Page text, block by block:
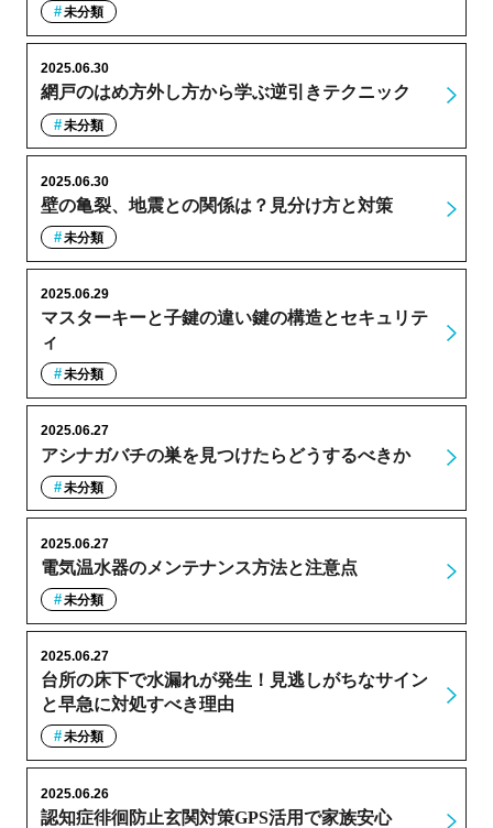
未分類
網戸のはめ方外し方から学ぶ逆引きテクニック
2025.06.30
未分類
壁の亀裂、地震との関係は？見分け方と対策
2025.06.30
未分類
マスターキーと子鍵の違い鍵の構造とセキュリテ
ィ
2025.06.29
未分類
アシナガバチの巣を見つけたらどうするべきか
2025.06.27
未分類
電気温水器のメンテナンス方法と注意点
2025.06.27
未分類
台所の床下で水漏れが発生！見逃しがちなサイン
と早急に対処すべき理由
2025.06.27
未分類
認知症徘徊防止玄関対策GPS活用で家族安心
2025.06.26